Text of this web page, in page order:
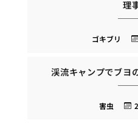
理
ゴキブリ
渓流キャンプでブヨ
害虫